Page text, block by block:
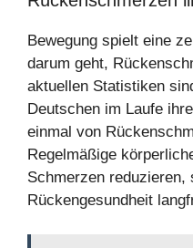
Bewegung spielt eine
darum geht,
aktuellen Statistiken
Deutschen im Laufe
einmal von
Regelmäßige
Schmerzen reduzieren,
Rückengesundheit